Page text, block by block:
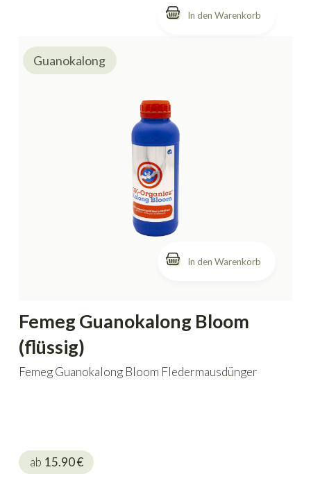
In den Warenkorb
Femeg Guanokalong Bloom
(flüssig)
Femeg Guanokalong Bloom Fledermausdünger
ab 15.90€
Guanokalong